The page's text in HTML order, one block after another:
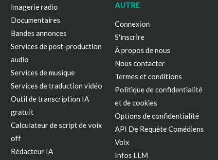
Imagerie radio
Documentaires
Bandes annonces
Services de post-production
audio
Services de musique
Services de traduction vidéo
Outil de transcription IA
gratuit
Calculateur de script de voix
off
Rédacteur IA
AUTRE
Connexion
S'inscrire
À propos de nous
Nous contacter
Termes et conditions
Politique de confidentialité
et de cookies
Options de confidentialité
API De Requête Comédiens
Voix
Infos LLM